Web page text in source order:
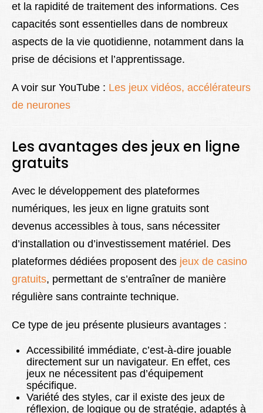
et la rapidité de traitement des informations. Ces
capacités sont essentielles dans de nombreux
aspects de la vie quotidienne, notamment dans la
prise de décisions et l’apprentissage.
A voir sur YouTube : Les jeux vidéos, accélérateurs
de neurones
Les avantages des jeux en ligne
gratuits
Avec le développement des plateformes
numériques, les jeux en ligne gratuits sont
devenus accessibles à tous, sans nécessiter
d’installation ou d’investissement matériel. Des
plateformes dédiées proposent des jeux de casino
gratuits, permettant de s’entraîner de manière
régulière sans contrainte technique.
Ce type de jeu présente plusieurs avantages :
Accessibilité immédiate, c’est-à-dire jouable
directement sur un navigateur. En effet, ces
jeux ne nécessitent pas d’équipement
spécifique.
Variété des styles, car il existe des jeux de
réflexion, de logique ou de stratégie, adaptés à